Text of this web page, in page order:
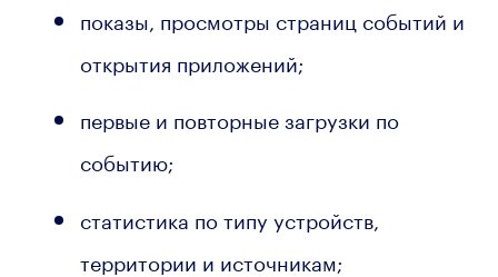
показы, просмотры страниц событий и
открытия приложений;
первые и повторные загрузки по
событию;
статистика по типу устройств,
территории и источникам;